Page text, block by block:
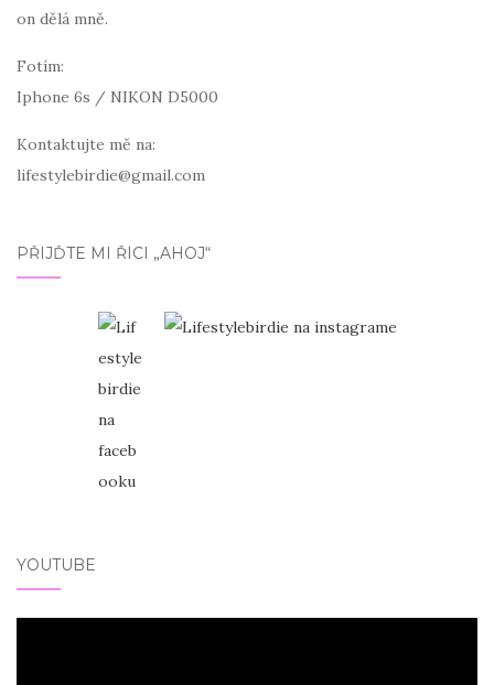
on dělá mně.
Fotím:
Iphone 6s / NIKON D5000
Kontaktujte mě na:
lifestylebirdie@gmail.com
PŘIJĎTE MI ŘÍCI „AHOJ“
YOUTUBE